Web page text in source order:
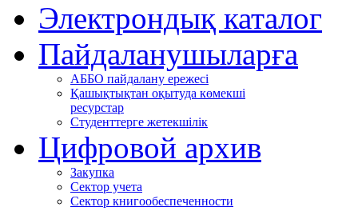
Электрондық каталог
Пайдаланушыларға
АББО пайдалану ережесі
Қашықтықтан оқытуда көмекші
ресурстар
Студенттерге жетекшілік
Цифровой архив
Закупка
Сектор учета
Сектор книгообеспеченности